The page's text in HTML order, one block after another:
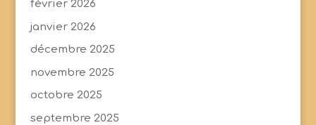
février 2026
janvier 2026
décembre 2025
novembre 2025
octobre 2025
septembre 2025